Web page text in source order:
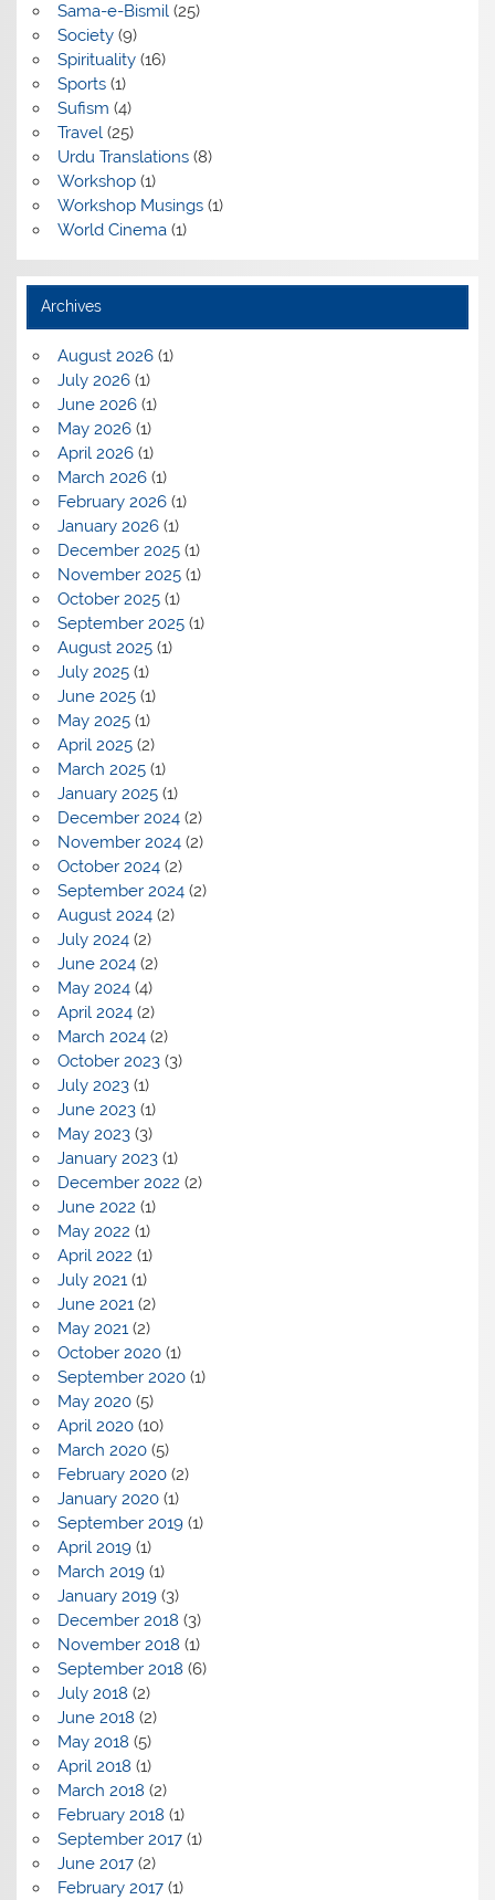
Sama-e-Bismil(25)
Society(9)
Spirituality(16)
Sports(1)
Sufism (4)
Travel(25)
Urdu Translations(8)
Workshop(1)
Workshop Musings(1)
World Cinema(1)
Archives
August 2026(1)
July 2026(1)
June 2026(1)
May 2026(1)
April 2026(1)
March 2026(1)
February 2026(1)
January 2026(1)
December 2025(1)
November 2025(1)
October 2025(1)
September 2025(1)
August 2025(1)
July 2025(1)
June 2025(1)
May 2025(1)
April 2025(2)
March 2025(1)
January 2025(1)
December 2024(2)
November 2024(2)
October 2024(2)
September 2024(2)
August 2024(2)
July 2024(2)
June 2024(2)
May 2024(4)
April 2024(2)
March 2024(2)
October 2023(3)
July 2023(1)
June 2023(1)
May 2023(3)
January 2023(1)
December 2022 (2)
June 2022 (1)
May 2022 (1)
April 2022 (1)
July 2021(1)
June 2021(2)
May 2021(2)
October 2020(1)
September 2020(1)
May 2020(5)
April 2020(10)
March 2020(5)
February 2020(2)
January 2020(1)
September 2019(1)
April 2019(1)
March 2019(1)
January 2019(3)
December 2018 (3)
November 2018 (1)
September 2018 (6)
July 2018 (2)
June 2018 (2)
May 2018 (5)
April 2018 (1)
March 2018 (2)
February 2018 (1)
September 2017(1)
June 2017(2)
February 2017(1)